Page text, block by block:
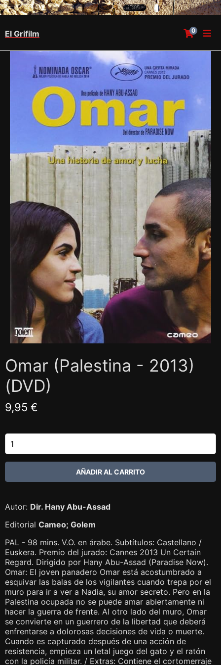
El Grifilm 0
Omar (Palestina - 2013)
(DVD)
9,95 €
Autor: Dir. Hany Abu-Assad
Editorial Cameo; Golem
PAL - 98 mins. V.O. en árabe. Subtítulos: Castellano /
Euskera. Premio del jurado: Cannes 2013 Un Certain
Regard. Dirigido por Hany Abu-Assad (Paradise Now).
Omar: El joven panadero Omar está acostumbrado a
esquivar las balas de los vigilantes cuando trepa por el
muro para ir a ver a Nadia, su amor secreto. Pero en la
Palestina ocupada no se puede amar abiertamente ni
hacer la guerra de frente. Al otro lado del muro, Omar
se convierte en un guerrero de la libertad que deberá
enfrentarse a dolorosas decisiones de vida o muerte.
Cuando es capturado después de una acción de
resistencia, empieza un letal juego del gato y el ratón
con la policía militar. / Extras: Contiene el cortomerraje